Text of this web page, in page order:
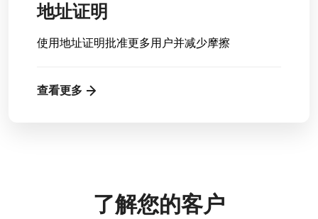
地址证明
使用地址证明批准更多用户并减少摩擦
查看更多
了解您的客户